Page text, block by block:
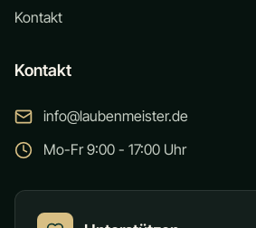
Kontakt
Kontakt
info@laubenmeister.de
Mo-Fr 9:00 - 17:00 Uhr